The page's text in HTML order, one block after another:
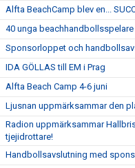
Alfta BeachCamp blev en...
40 unga beachhandbollsspelare
Sponsorloppet och
IDA GÖLLAS till EM i Prag
Alfta Beach Camp 4-6 juni
Ljusnan uppmärksammar den
Radion uppmärksammar
tjejidrottare!
Handbollsavslutning med